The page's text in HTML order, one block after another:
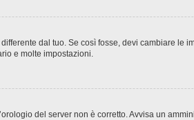
dal tuo. Se così fosse, devi cambiare
e molte impostazioni.
del server non è corretto. Avvisa un